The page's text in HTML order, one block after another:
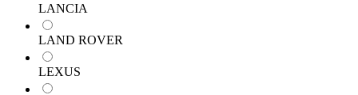
LANCIA
LAND ROVER
LEXUS